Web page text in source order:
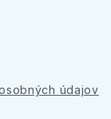
údajov